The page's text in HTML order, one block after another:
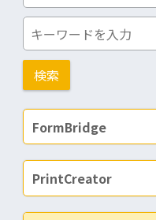
FormBridge
PrintCreator